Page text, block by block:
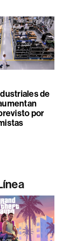
de
por